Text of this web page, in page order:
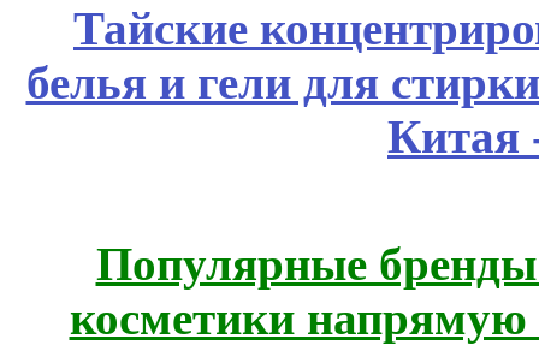
Тайские
белья и гели для
Китая
Популярные
косметики